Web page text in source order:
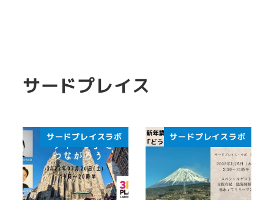
サードプレイス
サードプレイスラボ サードプレイスラボ